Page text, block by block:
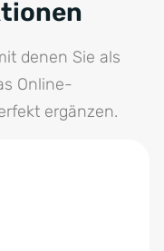
eigenen Servern
denen Sie als
Online-
ergänzen.